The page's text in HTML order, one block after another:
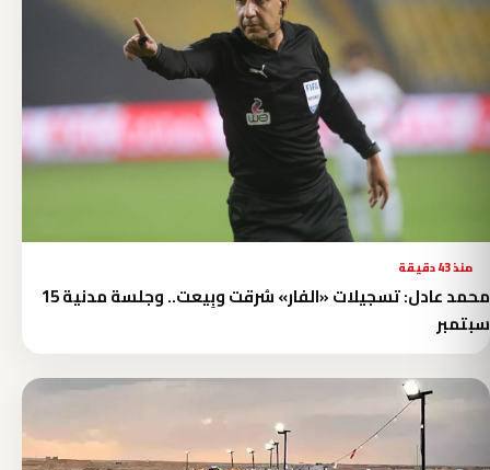
منذ 43 دقيقة
محمد عادل: تسجيلات «الفار» سُرقت وبِيعت.. وجلسة مدنية 15
سبتمبر